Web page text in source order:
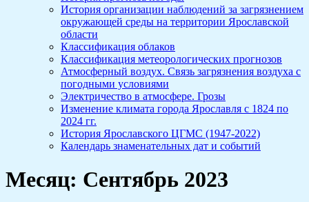
История организации наблюдений за загрязнением
окружающей среды на территории Ярославской
области
Классификация облаков
Классификация метеорологических прогнозов
Атмосферный воздух. Связь загрязнения воздуха с
погодными условиями
Электричество в атмосфере. Грозы
Изменение климата города Ярославля с 1824 по
2024 гг.
История Ярославского ЦГМС (1947-2022)
Календарь знаменательных дат и событий
Месяц: Сентябрь 2023